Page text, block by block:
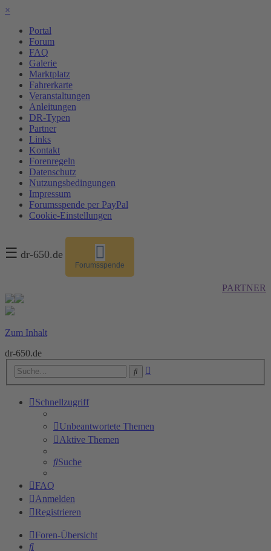
×
Portal
Forum
FAQ
Galerie
Marktplatz
Fahrerkarte
Veranstaltungen
Anleitungen
DR-Typen
Partner
Links
Kontakt
Forenregeln
Datenschutz
Nutzungsbedingungen
Impressum
Forumsspende per PayPal
Cookie-Einstellungen
☰ dr-650.de
Forumsspende
PARTNER
Zum Inhalt
dr-650.de
Suche
Schnellzugriff
Unbeantwortete Themen
Aktive Themen
Suche
FAQ
Anmelden
Registrieren
Foren-Übersicht
Suche